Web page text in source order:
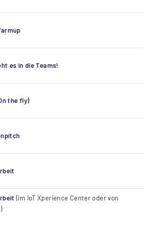
es in die Teams!
the fly)
(im IoT Xperience Center oder von